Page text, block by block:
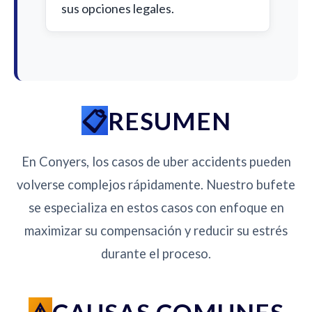
sus opciones legales.
RESUMEN
En Conyers, los casos de uber accidents pueden
volverse complejos rápidamente. Nuestro bufete
se especializa en estos casos con enfoque en
maximizar su compensación y reducir su estrés
durante el proceso.